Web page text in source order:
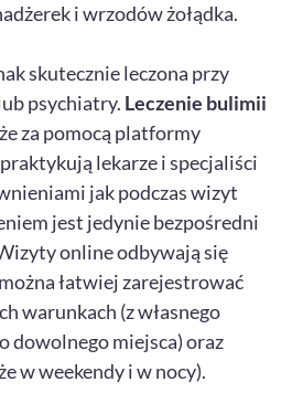
i wrzodów żołądka.
skutecznie leczona przy
psychiatry. Leczenie bulimii
za pomocą platformy
lekarze i specjaliści
jak podczas wizyt
jest jedynie bezpośredni
online odbywają się
łatwiej zarejestrować
warunkach (z własnego
dowolnego miejsca) oraz
w weekendy i w nocy).